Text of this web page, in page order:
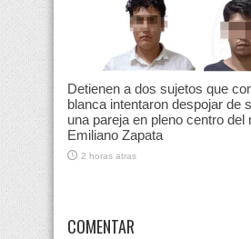
Detienen a dos sujetos que
blanca intentaron despojar de
una pareja en pleno centro del
Emiliano Zapata
2 horas atras
COMENTAR